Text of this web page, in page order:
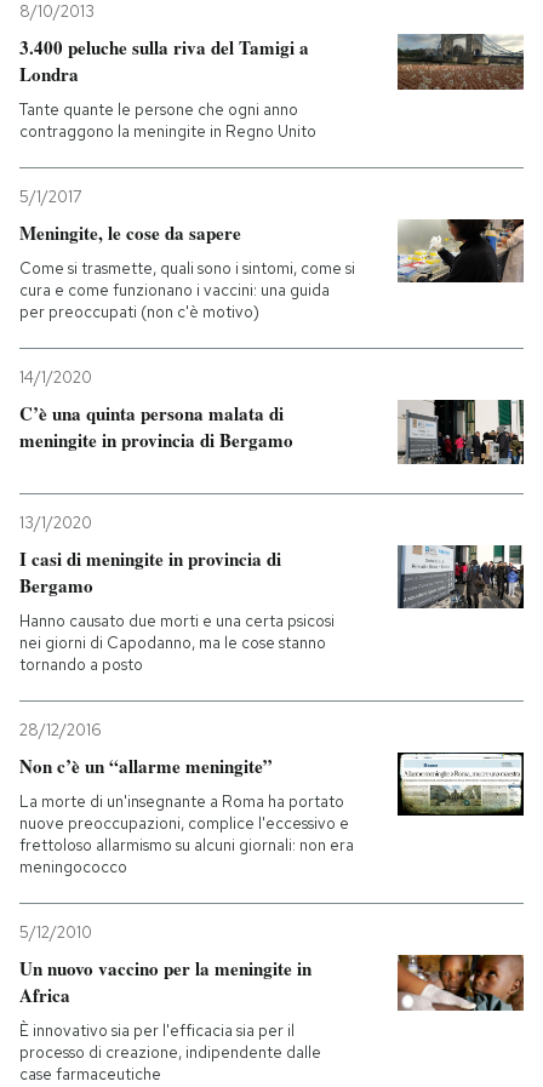
SHOP
CALENDARIO
Entra
8/10/2013
3.400 peluche sulla riva del Tamigi a
Londra
Tante quante le persone che ogni anno
contraggono la meningite in Regno Unito
5/1/2017
Meningite, le cose da sapere
Come si trasmette, quali sono i sintomi, come si
cura e come funzionano i vaccini: una guida
per preoccupati (non c'è motivo)
14/1/2020
C’è una quinta persona malata di
meningite in provincia di Bergamo
13/1/2020
I casi di meningite in provincia di
Bergamo
Hanno causato due morti e una certa psicosi
nei giorni di Capodanno, ma le cose stanno
tornando a posto
28/12/2016
Non c’è un “allarme meningite”
La morte di un'insegnante a Roma ha portato
nuove preoccupazioni, complice l'eccessivo e
frettoloso allarmismo su alcuni giornali: non era
meningococco
5/12/2010
Un nuovo vaccino per la meningite in
Africa
È innovativo sia per l'efficacia sia per il
processo di creazione, indipendente dalle
case farmaceutiche